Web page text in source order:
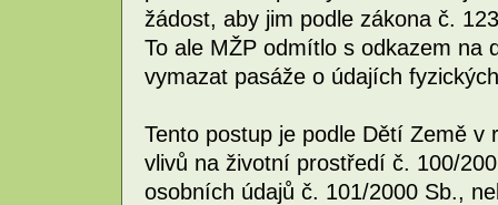
žádost, aby jim podle zákona č.
To ale MŽP odmítlo s odkazem na
vymazat pasáže o údajích
Tento postup je podle Dětí Země
vlivů na životní prostředí č. 100/
osobních údajů č. 101/2000 Sb.,